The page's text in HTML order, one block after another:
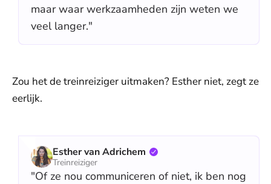
maar waar werkzaamheden zijn weten we
veel langer."
Zou het de treinreiziger uitmaken? Esther niet, zegt ze
eerlijk.
Esther van Adrichem
Treinreiziger
"Of ze nou communiceren of niet, ik ben nog